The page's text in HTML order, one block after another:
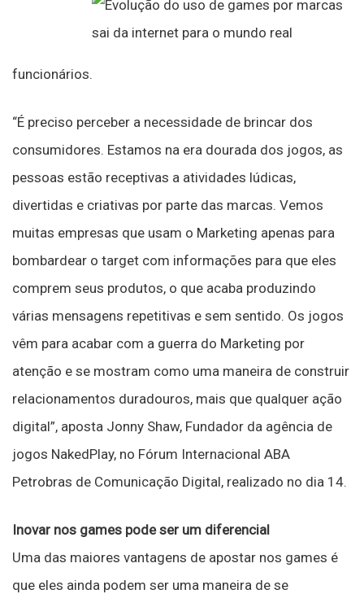
funcionários.
“É preciso perceber a necessidade de brincar dos
consumidores. Estamos na era dourada dos jogos, as
pessoas estão receptivas a atividades lúdicas,
divertidas e criativas por parte das marcas. Vemos
muitas empresas que usam o Marketing apenas para
bombardear o target com informações para que eles
comprem seus produtos, o que acaba produzindo
várias mensagens repetitivas e sem sentido. Os jogos
vêm para acabar com a guerra do Marketing por
atenção e se mostram como uma maneira de construir
relacionamentos duradouros, mais que qualquer ação
digital”, aposta Jonny Shaw, Fundador da agência de
jogos NakedPlay, no Fórum Internacional ABA
Petrobras de Comunicação Digital, realizado no dia 14.
Inovar nos games pode ser um diferencial
Uma das maiores vantagens de apostar nos games é
que eles ainda podem ser uma maneira de se